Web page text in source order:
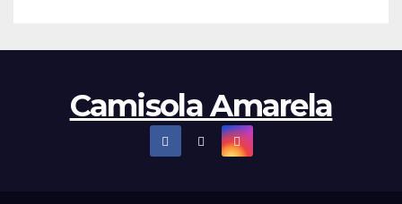
Camisola Amarela